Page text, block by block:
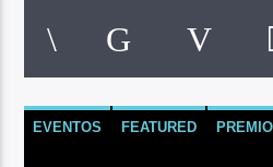
CANCIÓN ACTUAL
EVENTOS FEATURED